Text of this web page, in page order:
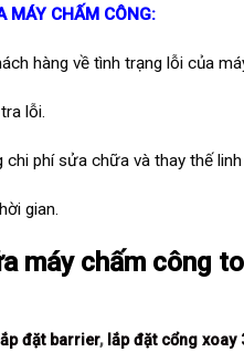
MÁY CHẤM CÔNG:
hàng về tình trạng lỗi của
lỗi.
chi phí sửa chữa và thay thế linh
gian.
máy chấm công
lắp đặt barrier, lắp đặt cổng xoay